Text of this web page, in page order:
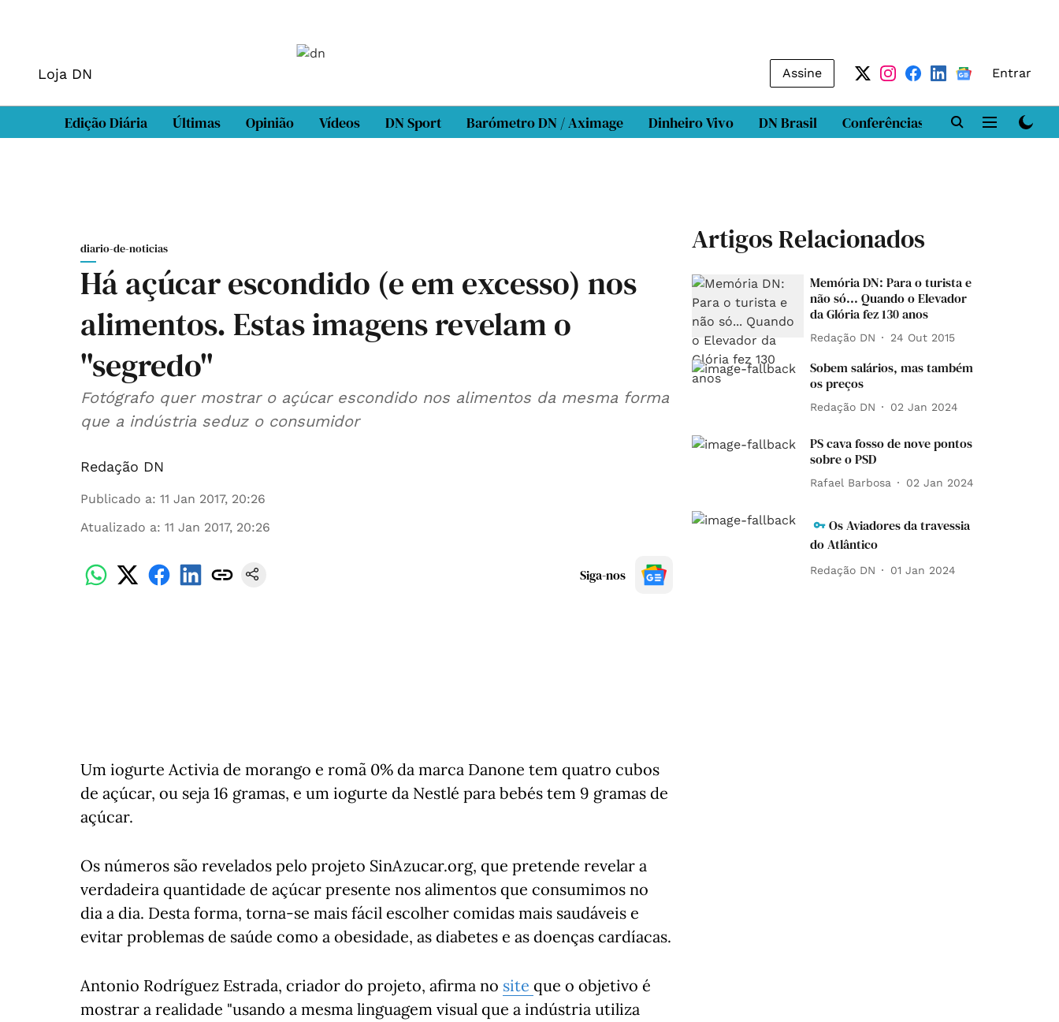
Loja DN Assine Entrar
Edição Diária Últimas Opinião Vídeos DN Sport Barómetro DN / Aximage Dinheiro Vivo DN Brasil Conferências DN LAB
diario-de-noticias
Há açúcar escondido (e em excesso) nos
alimentos. Estas imagens revelam o
"segredo"
Fotógrafo quer mostrar o açúcar escondido nos alimentos da mesma forma
que a indústria seduz o consumidor
Redação DN
Publicado a: 11 Jan 2017, 20:26
Atualizado a: 11 Jan 2017, 20:26
Siga-nos
Um iogurte Activia de morango e romã 0% da marca Danone tem quatro cubos
de açúcar, ou seja 16 gramas, e um iogurte da Nestlé para bebés tem 9 gramas de
açúcar.
Os números são revelados pelo projeto SinAzucar.org, que pretende revelar a
verdadeira quantidade de açúcar presente nos alimentos que consumimos no
dia a dia. Desta forma, torna-se mais fácil escolher comidas mais saudáveis e
evitar problemas de saúde como a obesidade, as diabetes e as doenças cardíacas.
Antonio Rodríguez Estrada, criador do projeto, afirma no site que o objetivo é
mostrar a realidade "usando a mesma linguagem visual que a indústria utiliza
Artigos Relacionados
Memória DN: Para o turista e
não só... Quando o Elevador
da Glória fez 130 anos
Redação DN 24 Out 2015
Sobem salários, mas também
os preços
Redação DN 02 Jan 2024
PS cava fosso de nove pontos
sobre o PSD
Rafael Barbosa 02 Jan 2024
Os Aviadores da travessia
do Atlântico
Redação DN 01 Jan 2024